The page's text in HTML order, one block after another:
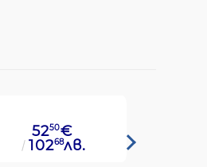
5250€
10268лв.